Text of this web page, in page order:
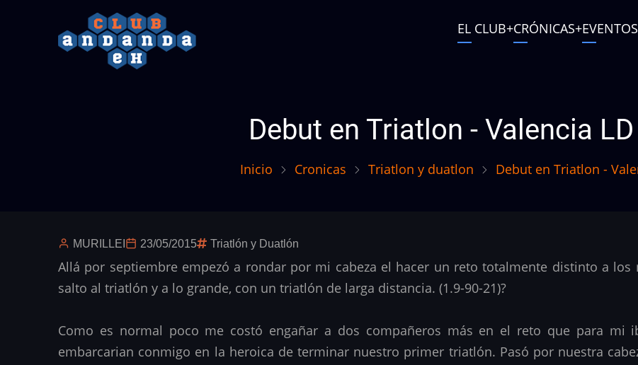
contenido
Main
EL CLUB CRÓNICAS EVENTOS
Debut en Triatlon - Valencia
Inicio Cronicas Triatlon y duatlon Debut en Triatlon -
MURILLEI 23/05/2015 Triatlón y Duatlón
Allá por septiembre empezó a rondar por mi cabeza el hacer un reto totalmente distinto a los
salto al triatlón y a lo grande, con un triatlón de larga distancia. (1.9-90-21)?
Como es normal poco me costó engañar a dos compañeros más en el reto que para mi
embarcarian conmigo en la heroica de terminar nuestro primer triatlón. Pasó por nuestra